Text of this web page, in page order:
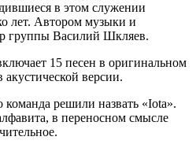
в этом служении
лет. Автором музыки и
группы Василий Шкляев.
15 песен в оригинальном
версии.
решили назвать «Iota».
в переносном смысле